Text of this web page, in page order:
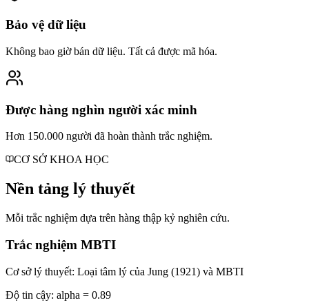
Bảo vệ dữ liệu
Không bao giờ bán dữ liệu. Tất cả được mã hóa.
Được hàng nghìn người xác minh
Hơn 150.000 người đã hoàn thành trắc nghiệm.
CƠ SỞ KHOA HỌC
Nền tảng lý thuyết
Mỗi trắc nghiệm dựa trên hàng thập kỷ nghiên cứu.
Trắc nghiệm MBTI
Cơ sở lý thuyết: Loại tâm lý của Jung (1921) và MBTI
Độ tin cậy: alpha = 0.89